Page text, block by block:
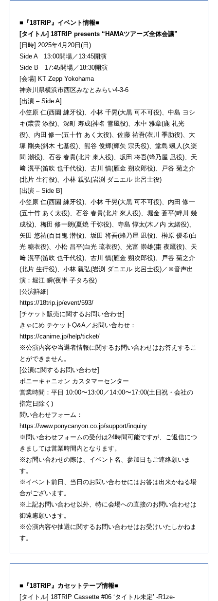
■『18TRIP』イベント情報■
[タイトル] 18TRIP presents “HAMAツアーズ全体会議”
[日時] 2025年4月20日(日)
Side A 13:00開場／13:45開演
Side B 17:45開場／18:30開演
[会場] KT Zepp Yokohama
神奈川県横浜市西区みなとみらい4-3-6
[出演 – Side A]
小笠原 仁(西園 練牙役)、小林 千晃(大黒 可不可役)、中島 ヨシ
キ(叢雲 添役)、深町 寿成(神名 雪風役)、水中 雅章(鹿 礼光
役)、内田 修一(五十竹 あく太役)、佐藤 祐吾(衣川 季肋役)、大
塚 剛央(斜木 七基役)、熊谷 俊輝(輝矢 宗氏役)、堂島 颯人(久楽
間 潮役)、石谷 春貴(北片 來人役)、坂田 将吾(蜂乃屋 凪役)、天
﨑 滉平(笛吹 也千代役)、古川 慎(雁金 朔次郎役)、戸谷 菊之介
(北片 生行役)、小林 親弘(岩渕 ダニエル 比呂士役)
[出演 – Side B]
小笠原 仁(西園 練牙役)、小林 千晃(大黒 可不可役)、内田 修一
(五十竹 あく太役)、石谷 春貴(北片 來人役)、堀金 蒼平(畔川 幾
成役)、梅田 修一朗(夏焼 千弥役)、寺島 惇太(木ノ内 太緒役)、
矢田 悠祐(百目鬼 潜役)、坂田 将吾(蜂乃屋 凪役)、榊原 優希(白
光 糖衣役)、小松 昌平(白光 琉衣役)、光富 崇雄(棗 夜鷹役)、天
﨑 滉平(笛吹 也千代役)、古川 慎(雁金 朔次郎役)、戸谷 菊之介
(北片 生行役)、小林 親弘(岩渕 ダニエル 比呂士役)／※音声出
演：堀江 瞬(夜半 子タろ役)
[公演詳細]
https://18trip.jp/event/593/
[チケット販売に関するお問い合わせ]
きゃにめ チケットQ&A／お問い合わせ：
https://canime.jp/help/ticket/
※公演内容や当選者情報に関するお問い合わせはお答えするこ
とができません。
[公演に関するお問い合わせ]
ポニーキャニオン カスタマーセンター
営業時間：平日 10:00〜13:00／14:00〜17:00(土日祝・会社の
指定日除く)
問い合わせフォーム：
https://www.ponycanyon.co.jp/support/inquiry
※問い合わせフォームの受付は24時間可能ですが、ご返信につ
きましては営業時間内となります。
※お問い合わせの際は、イベント名、参加日もご連絡願いま
す。
※イベント前日、当日のお問い合わせにはお答は出来かねる場
合がございます。
※上記お問い合わせ以外、特に会場への直接のお問い合わせは
御遠慮願います。
※公演内容や抽選に関するお問い合わせはお受けいたしかねま
す。
■『18TRIP』カセットテープ情報■
[タイトル] 18TRIP Cassette #06 ‘タイトル未定’ -R1ze-